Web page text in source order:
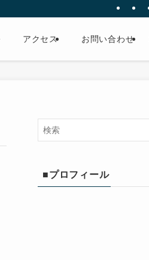
アクセス お問い合わせ
■プロフィール